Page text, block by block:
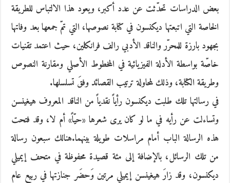
بعض الدراسات تحدّثت عن عدد أكبر، ويعود هذا الالتباس للطريقة
الخاصة التي اتبعتها ديكنسون في كتابة نصوصها، التي تمّ جمعها بعد وفاتها
بجهود بارزة للمحرّر والناقد الأدبي رالف فرانكلين، حيث اعتمد تقنيات
خاصّة بواسطة الأدلة الفيزيائية في المخطوط الأصلي ومقارنة النصوص
وطريقة الكتابة، وذلك لمحاولة ترتيب القصائد وفقَ تسلسلها.
في رسالتها تلك طلبت ديكنسون رأياً نقدياً من الناقد المعروف هيغينسن
وتساءلت عن رأيه في ما لو كان يرى شعرها «حيّاً» أم لا، وقد فتحت
هذه الرسالة الباب أمام مراسلات طويلة بينهما.هنالك سبعون رسالة
من تلك الرسائل، بالإضافة إلى مئة قصيدة محفوظة في متحف إيميلي
ديكنسون، وقد زارَ هيغينسن إيميلي مرتين وَحضَر جنازتها في ربيع عام